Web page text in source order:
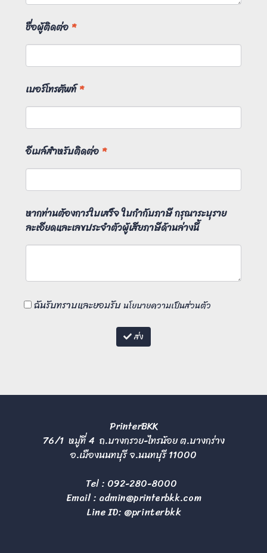
ชื่อผู้ติดต่อ *
เบอร์โทรศัพท์ *
อีเมล์สำหรับติดต่อ *
หากท่านต้องการใบเสร็จ ใบกำกับภาษี กรุณาระบุราย
ละเอียดและเลขประจำตัวผู้เสียภาษีด้านล่างนี้
ฉันรับทราบและยอมรับนโยบายความเป็นส่วนตัว
ส่ง
PrinterBKK
76/1 หมู่ที่ 4 ถ.บางกรวย-ไทรน้อย ต.บางกร่าง
อ.เมืองนนทบุรี จ.นนทบุรี 11000
Tel : 092-280-8000
Email : admin@printerbkk.com
Line ID: @printerbkk